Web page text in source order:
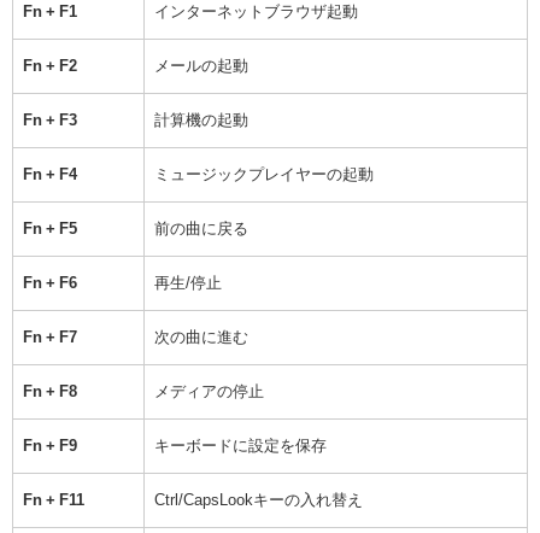
Fn + F1 インターネットブラウザ起動
Fn + F2 メールの起動
Fn + F3 計算機の起動
Fn + F4 ミュージックプレイヤーの起動
Fn + F5 前の曲に戻る
Fn + F6 再生/停止
Fn + F7 次の曲に進む
Fn + F8 メディアの停止
Fn + F9 キーボードに設定を保存
Fn + F11 Ctrl/CapsLookキーの入れ替え